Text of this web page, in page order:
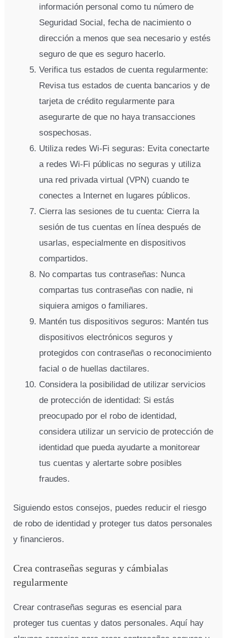
información personal como tu número de
Seguridad Social, fecha de nacimiento o
dirección a menos que sea necesario y estés
seguro de que es seguro hacerlo.
Verifica tus estados de cuenta regularmente:
Revisa tus estados de cuenta bancarios y de
tarjeta de crédito regularmente para
asegurarte de que no haya transacciones
sospechosas.
Utiliza redes Wi-Fi seguras: Evita conectarte
a redes Wi-Fi públicas no seguras y utiliza
una red privada virtual (VPN) cuando te
conectes a Internet en lugares públicos.
Cierra las sesiones de tu cuenta: Cierra la
sesión de tus cuentas en línea después de
usarlas, especialmente en dispositivos
compartidos.
No compartas tus contraseñas: Nunca
compartas tus contraseñas con nadie, ni
siquiera amigos o familiares.
Mantén tus dispositivos seguros: Mantén tus
dispositivos electrónicos seguros y
protegidos con contraseñas o reconocimiento
facial o de huellas dactilares.
Considera la posibilidad de utilizar servicios
de protección de identidad: Si estás
preocupado por el robo de identidad,
considera utilizar un servicio de protección de
identidad que pueda ayudarte a monitorear
tus cuentas y alertarte sobre posibles
fraudes.
Siguiendo estos consejos, puedes reducir el riesgo
de robo de identidad y proteger tus datos personales
y financieros.
Crea contraseñas seguras y cámbialas
regularmente
Crear contraseñas seguras es esencial para
proteger tus cuentas y datos personales. Aquí hay